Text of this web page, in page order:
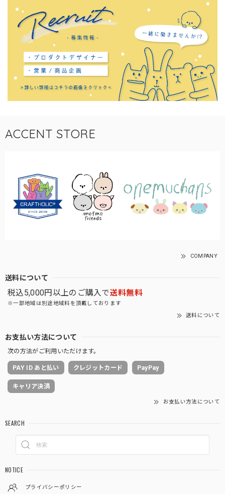
ACCENT STORE
COMPANY
送料について
税込5,000円以上のご購入で送料無料
※一部地域は別途地域料を頂戴しております
送料について
お支払い方法について
次の方法がご利用いただけます。
PAY ID あと払い クレジットカード PayPay
キャリア決済
お支払い方法について
SEARCH
NOTICE
プライバシーポリシー